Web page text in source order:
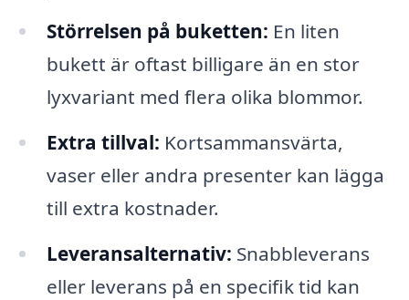
Störrelsen på buketten: En liten
bukett är oftast billigare än en stor
lyxvariant med flera olika blommor.
Extra tillval: Kortsammansvärta,
vaser eller andra presenter kan lägga
till extra kostnader.
Leveransalternativ: Snabbleverans
eller leverans på en specifik tid kan